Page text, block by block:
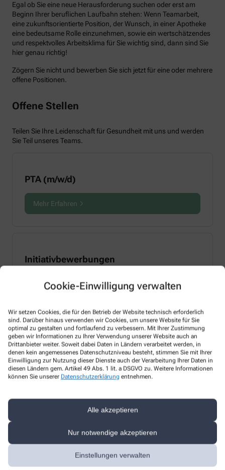
Cookie-Einwilligung verwalten
Wir setzen Cookies, die für den Betrieb der Website technisch erforderlich
sind. Darüber hinaus verwenden wir Cookies, um unsere Website für Sie
optimal zu gestalten und fortlaufend zu verbessern. Mit Ihrer Zustimmung
geben wir Informationen zu Ihrer Verwendung unserer Website auch an
Drittanbieter weiter. Soweit dabei Daten in Ländern verarbeitet werden, in
denen kein angemessenes Datenschutzniveau besteht, stimmen Sie mit Ihrer
Einwilligung zur Nutzung dieser Dienste auch der Verarbeitung Ihrer Daten in
diesen Ländern gem. Artikel 49 Abs. 1 lit. a DSGVO zu. Weitere Informationen
können Sie unserer Datenschutzerklärung entnehmen.
Alle akzeptieren
Nur notwendige akzeptieren
Einstellungen verwalten
Egal ob Sie eine neue Herausforderung suchen oder erst am
Beginn Ihrer beruflichen Laufbahn stehen: Wenn Teamarbeit,
eine zukunftsorientierte Position, der Wunsch, in einer Apotheke
eine bedeutsame Rolle einzunehmen, sowie ein wertschätzendes
und respektvolles Arbeitsklima für Sie wichtig sind, dann sind Sie
hier genau richtig!
Zögern Sie nicht und bewerben Sie sich jetzt für eine oder mehrere
offene Positionen.
Offene Stellen
Teilen Sie Ihre Leidenschaft für Gesundheit mit uns und werden
Sie Teil unseres Teams.
PTA (m/w/d)
Mehr Erfahren
Initiativbewerbungen
Mehr Erfahren
So erreichen Sie uns
Apotheker/-in
Mag. pharm. Stefan Friedrich Pschick
+49-8634 / 6241198
E-Mail-Adresse